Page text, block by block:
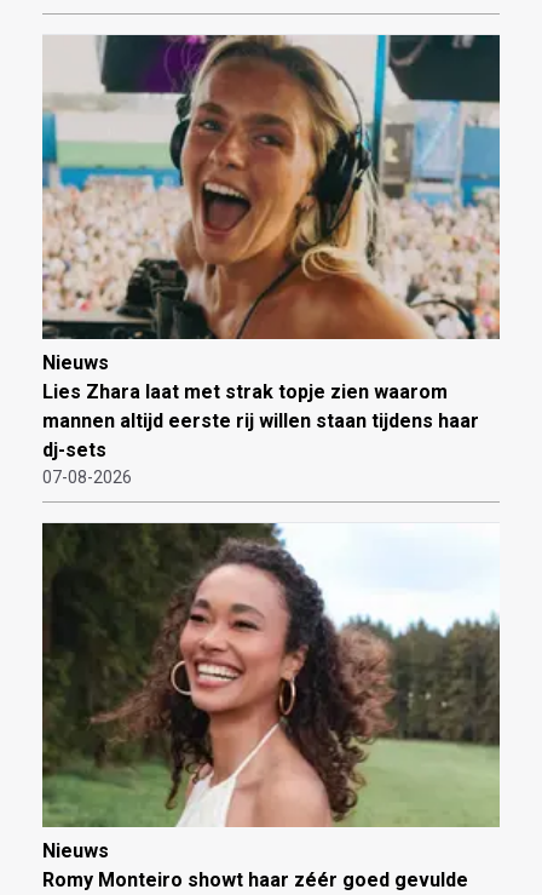
Nieuws
Lies Zhara laat met strak topje zien waarom
mannen altijd eerste rij willen staan tijdens haar
dj-sets
07-08-2026
Nieuws
Romy Monteiro showt haar zéér goed gevulde